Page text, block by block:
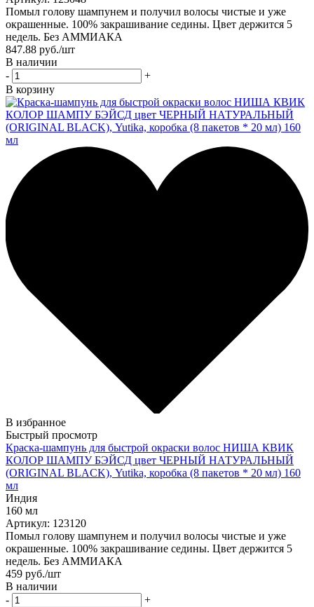
Помыл голову шампунем и получил волосы чистые и уже
окрашенные. 100% закрашивание седины. Цвет держится 5
недель. Без АММИАКА
847.88 руб./шт
В наличии
-
+
В корзину
В избранное
Быстрый просмотр
Краска-шампунь для быстрой окраски волос НИША КВИК
КОЛОР ШАМПУ БЭЙСД цвет ЧЕРНЫЙ НАТУРАЛЬНЫЙ
(ORIGINAL BLACK), Yutika, коробка (8 пакетов * 20 мл) 160
мл
Индия
160 мл
Артикул: 123120
Помыл голову шампунем и получил волосы чистые и уже
окрашенные. 100% закрашивание седины. Цвет держится 5
недель. Без АММИАКА
459 руб./шт
В наличии
-
+